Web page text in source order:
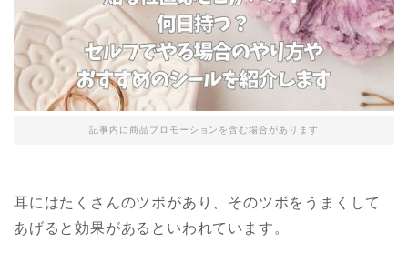
記事内に商品プロモーションを含む場合があります
耳にはたくさんのツボがあり、そのツボをうまくして
あげると効果があるといわれています。